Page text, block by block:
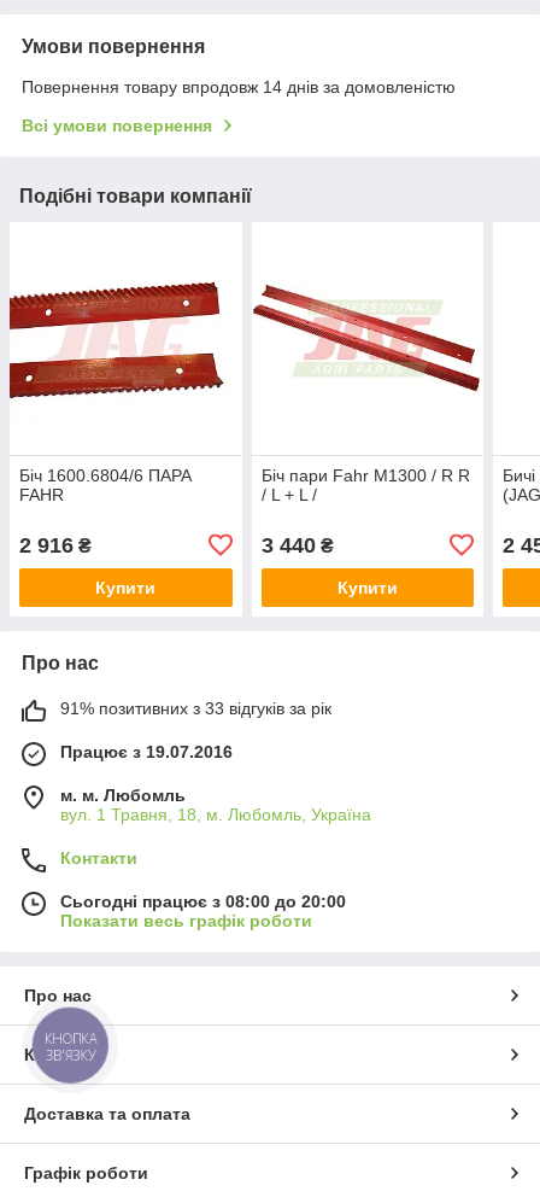
Умови повернення
Повернення товару впродовж 14 днів за домовленістю
Всі умови повернення
Подібні товари компанії
Біч 1600.6804/6 ПАРА
FAHR
2 916 ₴
Купити
Біч пари Fahr M1300 / R R
/ L + L /
3 440₴
Купити
2
Про нас
91% позитивних з 33 відгуків за рік
Працює з 19.07.2016
м. м. Любомль
вул. 1 Травня, 18, м. Любомль, Україна
Контакти
Сьогодні працює з 08:00 до 20:00
Показати весь графік роботи
Про нас
Контакти
Доставка та оплата
Графік роботи
КНОПКА
ЗВ'ЯЗКУ